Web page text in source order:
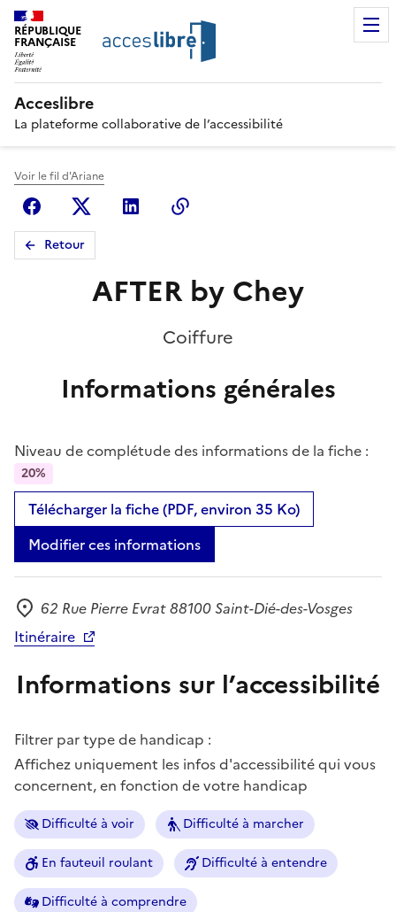
RÉPUBLIQUE
FRANÇAISE
Acceslibre
La plateforme collaborative de l’accessibilité
Voir le fil d'Ariane
FacebookX (anciennement Twitter)
Linkedin
Retour
AFTER by Chey
Coiffure
Informations générales
Niveau de complétude des informations de la fiche :
20%
Télécharger la fiche (PDF, environ 35 Ko)
Modifier ces informations
Adresse
62 Rue Pierre Evrat 88100 Saint-Dié-des-Vosges
Itinéraire
Informations sur l’accessibilité
Filtrer par type de handicap :
Affichez uniquement les infos d'accessibilité qui vous
concernent, en fonction de votre handicap
Difficulté à voir Difficulté à marcher
En fauteuil roulant Difficulté à entendre
Difficulté à comprendre